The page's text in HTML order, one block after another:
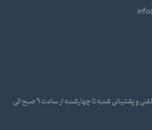
ساعات پاسخ گویی تلفنی و پشتیبانی شنبه تا چهارشنبه از ساعت 9 صبح الی